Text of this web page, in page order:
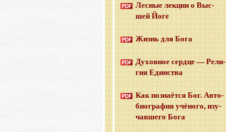
Лес­ные лек­ции о Выс­
шей Йоге
Жизнь для Бога
Ду­хов­ное серд­це — Ре­ли­
гия Един­ства
Как по­зна­ёт­ся Бог. Ав­то­
био­гра­фия учё­но­го, изу­
чав­ше­го Бога